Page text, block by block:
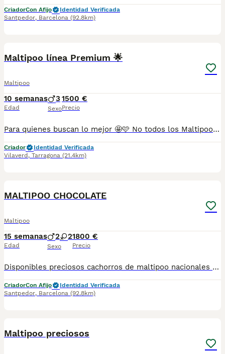
CriadorCon Afijo
Identidad Verificada
Santpedor, Barcelona (92.8km)
Maltipoo línea Premium 🌟
Maltipoo
10 semanas
Edad
3
Sexo
1500 €
Precio
Para quienes buscan lo mejor 🤩🩷 No todos los Maltipoo son iguales. Nuestros cachorros destacan por su belleza, excelente estructura, carácter equilibrado y una crianza familiar basada en el bienestar y la socialización desde sus primeros días. 🐾 Cariñosos, inteligentes y muy adaptables. 🐾 Ideales para convivir en familia. 🐾 Se entregan con vacunas según su edad, desparasitados, revisión veterinaria, cartilla sanitaria y garantía por escrito. 🐾 Acompañamiento y asesoramiento antes y después de la entrega. Seleccionamos cuidadosamente a las familias porque queremos que cada cachorro tenga el hogar que merece. La calidad, la salud y una crianza responsable marcan la diferencia. 📩 Si buscas un Maltipoo exclusivo y deseas más información, fotografías o vídeos, estaremos encantados de atenderte. Solo consultas serias. ¡Tenemos el cachorro perfecto para ti! Criado en un entorno responsable y con todo el cuidado que merece, nuestros cachorros cuentan con vacunas al día, desparasitaciones, microchip, y ofrecemos garantía sanitaria y genética. Además, te ofrecemos una revisión veterinaria gratuita para asegurar su bienestar. Somos un criadero profesional con núcleo zoológico T2500248, comprometidos con la salud y felicidad de nuestros cachorros. ¡No dudes en contactarnos para más información! 🐾🩵🤍 Número de Microchip: 9008767789
Criador
Identidad Verificada
Vilaverd , Tarragona (21.4km)
MALTIPOO CHOCOLATE
Maltipoo
15 semanas
Edad
2 2
Sexo
1800 €
Precio
Disponibles preciosos cachorros de maltipoo nacionales criados en nuestras instalaciones, en un ambiente familiar y responsable. Nuestros cachorros se entregan con cartilla de primera vacunación, vacunas correspondientes a su edad, desparasitados interna y externamente, y con microchip implantado y dado de alta. Además, realizamos un contrato de garantía que incluye: • Garantía vírica de 15 días. • Garantía congénita de 1 año. Desde la fecha de entrega del cachorro. Nos comprometemos al 100% con la salud, el bienestar y el cuidado de nuestros pequeños. Disponemos de Núcleo Zoológico Para más información, imágenes o cualquier consulta sin compromiso, pueden contactar con nosotros en los teléfonos: CRISTINA 📞 722 788 399 📞 932 514 529
CriadorCon Afijo
Identidad Verificada
Santpedor, Barcelona (92.8km)
Maltipoo preciosos